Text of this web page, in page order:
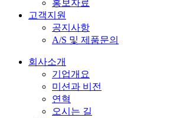
홍보자료
고객지원
공지사항
A/S 및 제품문의​
회사소개
기업개요
미션과 비전
연혁
오시는 길